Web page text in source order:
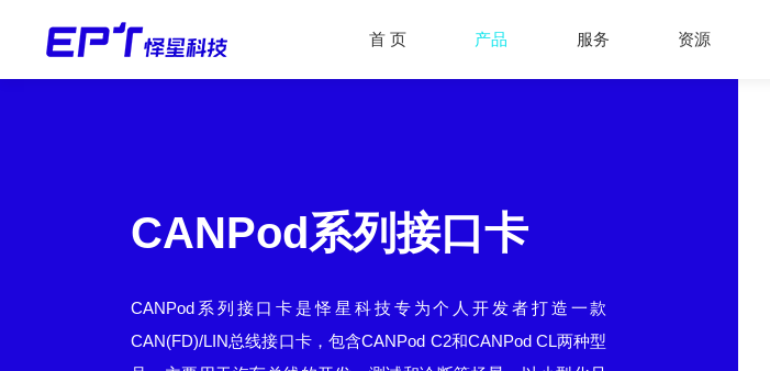
首 页 产品 服务 资源
CANPod系列接口卡
CANPod系列接口卡是怿星科技专为个人开发者打造一款
CAN(FD)/LIN总线接口卡，包含CANPod C2和CANPod CL两种型